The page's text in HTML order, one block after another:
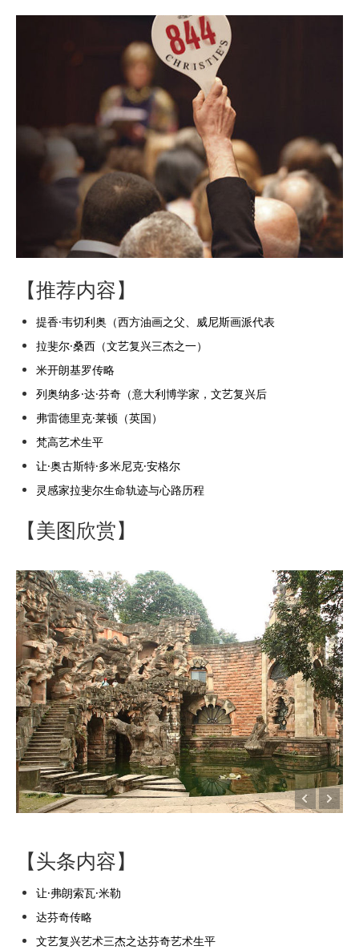
【推荐内容】
提香·韦切利奥（西方油画之父、威尼斯画派代表
拉斐尔·桑西（文艺复兴三杰之一）
米开朗基罗传略
列奥纳多·达·芬奇（意大利博学家，文艺复兴后
弗雷德里克·莱顿（英国）
梵高艺术生平
让·奥古斯特·多米尼克·安格尔
灵感家拉斐尔生命轨迹与心路历程
【美图欣赏】
【头条内容】
让·弗朗索瓦·米勒
达芬奇传略
文艺复兴艺术三杰之达芬奇艺术生平